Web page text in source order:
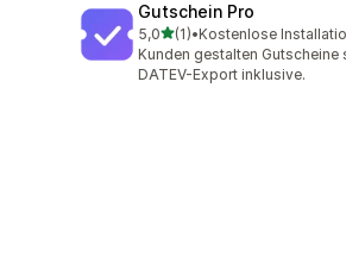
Gutschein Pro
5,0étoile(s) sur 5
(1)
1 avis au total
•Kostenlose
Kunden gestalten Gutscheine
DATEV-Export inklusive.